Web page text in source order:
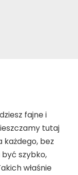
fajne i
tutaj
bez
szybko,
właśnie